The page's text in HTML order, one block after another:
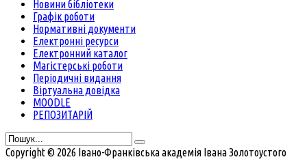
Новини бібліотеки
Графік роботи
Нормативні документи
Електронні ресурси
Електронний каталог
Магістерські роботи
Періодичні видання
Віртуальна довідка
MOODLE
РЕПОЗИТАРІЙ
Copyright © 2026 Івано-Франківська академія Івана Золотоустого